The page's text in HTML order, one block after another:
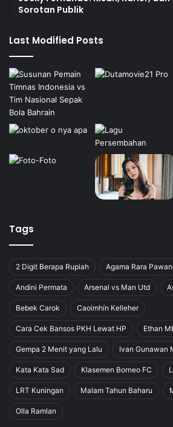
Sorotan Publik
Last Modified Posts
Tags
2 Digit Berapa Rupiah Agama Rara
Andini Permata Arsenal vs Man Utd
Bebek Carok Caoimhín Kelleher
Cara Cek Bansos PKH Lewat HP Ethan
Gempa 2 Menit yang Lalu Ivan Gunawan
Kata Kata Sad Klasemen Borneo FC
LRT Kuningan Malam Tahun Baharu
Olla Ramlan